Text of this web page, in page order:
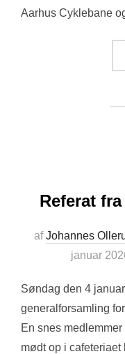
Aarhus Cyklebane
Referat
afJohannes
januar
Søndag den 4
generalforsamling
En snes
mødt op i cafeteriaet